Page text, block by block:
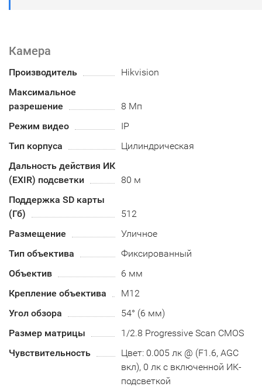
Камера
Производитель
Hikvision
Максимальное
разрешение
8 Мп
Режим видео
IP
Тип корпуса
Цилиндрическая
Дальность действия ИК
(EXIR) подсветки
80 м
Поддержка SD карты
(Гб)
512
Размещение
Уличное
Тип объектива
Фиксированный
Объектив
6 мм
Крепление объектива
М12
Угол обзора
54° (6 мм)
Размер матрицы
1/2.8 Progressive Scan CMOS
Чувствительность
Цвет: 0.005 лк @ (F1.6, AGC
вкл), 0 лк с включенной ИК-
подсветкой